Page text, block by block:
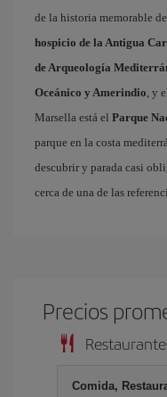
de la historia memorable
hospicio de la Antigua
de Arqueología
Oceánico y Amerindio , y
Marsella está el Parque
parque en la costa
descubrir y parada casi
cerca de una de las
Precios
Comida,